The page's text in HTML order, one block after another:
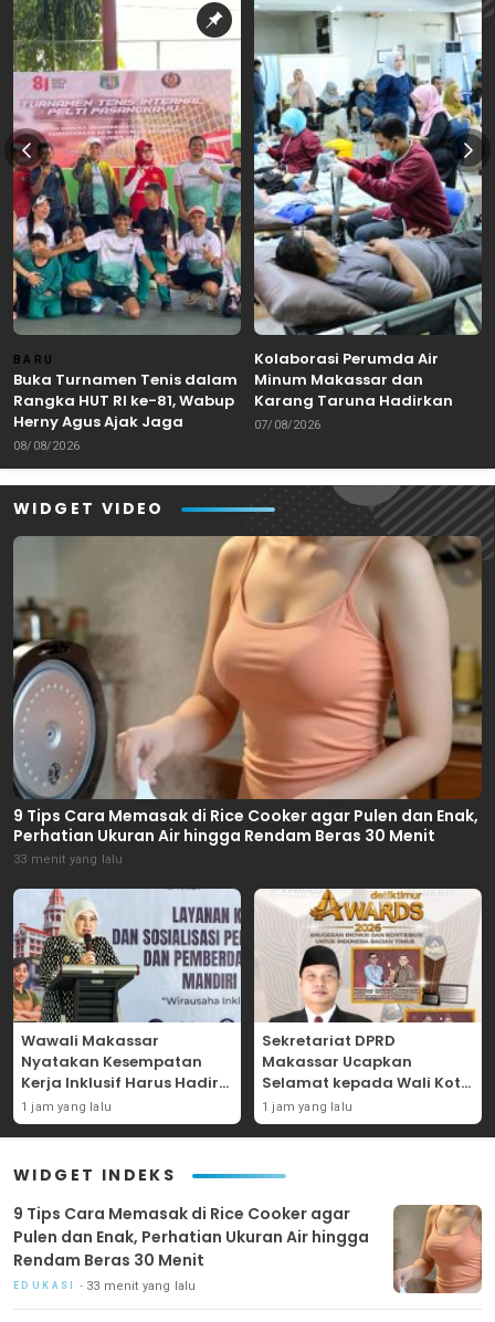
BARU
Buka Turnamen Tenis dalam
Rangka HUT RI ke-81, Wabup
Herny Agus Ajak Jaga
Kebersamaan dan
Sportivitas
08/08/2026
Kolaborasi Perumda Air
Minum Makassar dan
Karang Taruna Hadirkan
Aksi Donor Darah untuk
07/08/2026
WIDGET VIDEO
9 Tips Cara Memasak di Rice Cooker agar Pulen dan Enak,
Perhatian Ukuran Air hingga Rendam Beras 30 Menit
33 menit yang lalu
Wawali Makassar
Nyatakan Kesempatan
Kerja Inklusif Harus Hadir
untuk Semua, Termasuk
Penyandang Disabilitas
1 jam yang lalu
Sekretariat DPRD
Makassar Ucapkan
Selamat kepada Wali Kota
atas Raihan Penghargaan
Detiktimur Awards 2026
1 jam yang lalu
WIDGET INDEKS
9 Tips Cara Memasak di Rice Cooker agar
Pulen dan Enak, Perhatian Ukuran Air hingga
Rendam Beras 30 Menit
EDUKASI 33 menit yang lalu